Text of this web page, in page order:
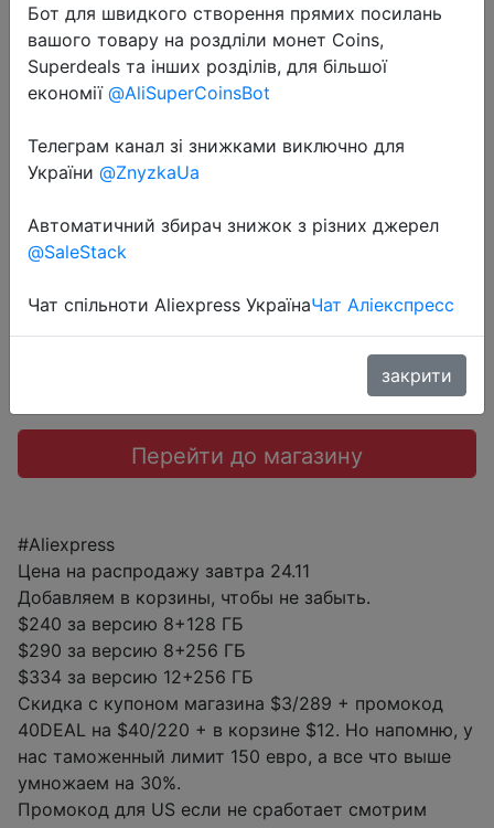
2022-11-23
realme 10 Pro Plus 8GB 128GB
MediaTek 1080 Mobile Phone 6.7''
Curved OLED Display
Smartphone108MP Triple Camera
5000mAh Battery
Перейти до магазину
#Aliexpress
Цена на распродажу завтра 24.11
Добавляем в корзины, чтобы не забыть.
$240 за версию 8+128 ГБ
$290 за версию 8+256 ГБ
$334 за версию 12+256 ГБ
Скидка с купоном магазина $3/289 + промокод
40DEAL на $40/220 + в корзине $12. Но напомню, у
нас таможенный лимит 150 евро, а все что выше
умножаем на 30%.
Промокод для US если не сработает смотрим
Бот для швидкого створення прямих посилань
вашого товару на роздліли монет Coins,
Superdeals та інших розділів, для більшої
економії @AliSuperCoinsBot
Телеграм канал зі знижками виключно для
України @ZnyzkaUa
Автоматичний збирач знижок з різних джерел
@SaleStack
Чат спільноти Aliexpress УкраїнаЧат Аліекспресс
закрити